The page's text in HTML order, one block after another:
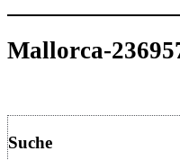
Mallorca-
Suche